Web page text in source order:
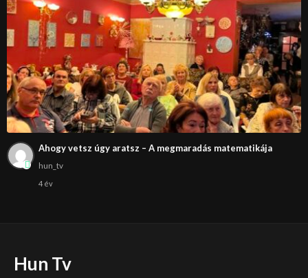
Ahogy vetsz úgy aratsz – A megmaradás matematikája
hun_tv
4 év
Hun Tv